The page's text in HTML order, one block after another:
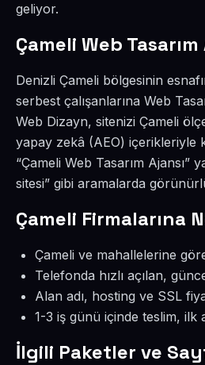
geliyor.
Çameli Web
Denizli Çameli bölgesinin
serbest çalışanlarına Web
Web Dizayn, sitenizi Çameli
yapay zekâ (AEO) içerikleriyle
“Çameli Web Tasarım Ajansı”
sitesi” gibi aramalarda
Çameli Firmalarına
Çameli ve mahallelerine
Telefonda hızlı açılan,
Alan adı, hosting ve SSL
1-3 iş günü içinde teslim, ilk
İlgili Paketler ve